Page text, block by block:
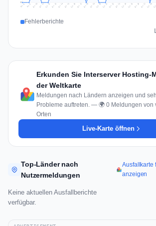
Jul 8 Jul 9 Jul 10 Jul 11 Jul 12 Jul 13 Jul 14 Jul 15 Jul 16 Jul 17 Jul 18 Jul 19 Jul 20 Jul 21 Jul 22 Jul 23 Jul 24 Jul 25 Jul 26 Jul 27 Jul 28
Fehlerberichte
Erkunden Sie Interserver Hosting-
der Weltkarte
Meldungen nach Ländern anzeigen und
Probleme auftreten. — 🌍 0 Meldungen von
Orten
Live-Karte öffnen
Top-Länder nach
Nutzermeldungen
Ausfallkarte
anzeigen
Keine aktuellen Ausfallberichte
verfügbar.